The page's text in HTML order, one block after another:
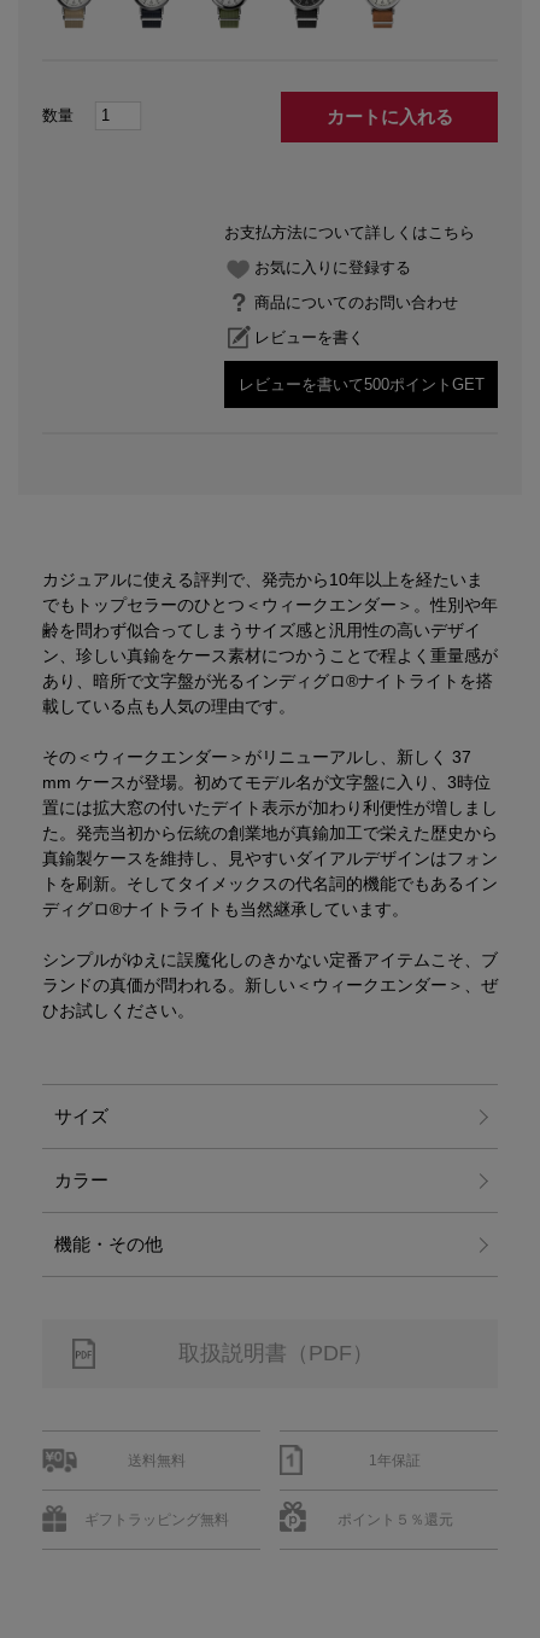
カートに入れる
お支払方法について詳しくはこちら
お気に入りに登録する
商品についてのお問い合わせ
レビューを書く
レビューを書いて500ポイントGET
カジュアルに使える評判で、発売から10年以上を経たいま
でもトップセラーのひとつ＜ウィークエンダー＞。性別や年
齢を問わず似合ってしまうサイズ感と汎用性の高いデザイ
ン、珍しい真鍮をケース素材につかうことで程よく重量感が
あり、暗所で文字盤が光るインディグロ®ナイトライトを搭
載している点も人気の理由です。
その＜ウィークエンダー＞がリニューアルし、新しく 37
mm ケースが登場。初めてモデル名が文字盤に入り、3時位
置には拡大窓の付いたデイト表示が加わり利便性が増しまし
た。発売当初から伝統の創業地が真鍮加工で栄えた歴史から
真鍮製ケースを維持し、見やすいダイアルデザインはフォン
トを刷新。そしてタイメックスの代名詞的機能でもあるイン
ディグロ®ナイトライトも当然継承しています。
シンプルがゆえに誤魔化しのきかない定番アイテムこそ、ブ
ランドの真価が問われる。新しい＜ウィークエンダー＞、ぜ
ひお試しください。
サイズ
カラー
機能・その他
取扱説明書（PDF）
送料無料 1年保証
ギフトラッピング無料 ポイント５％還元